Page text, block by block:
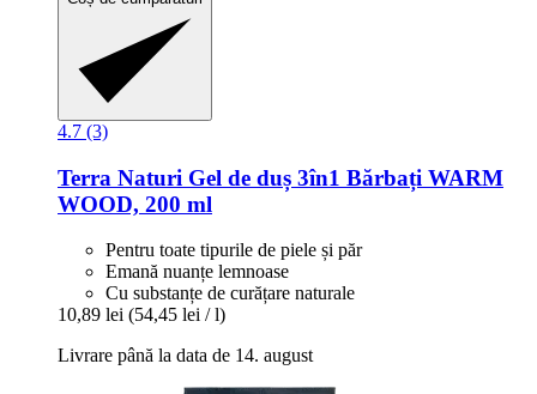
4.7 (3)
Terra Naturi Gel de duș 3în1 Bărbați WARM
WOOD, 200 ml
Pentru toate tipurile de piele și păr
Emană nuanțe lemnoase
Cu substanțe de curățare naturale
10,89 lei (54,45 lei / l)
Livrare până la data de 14. august